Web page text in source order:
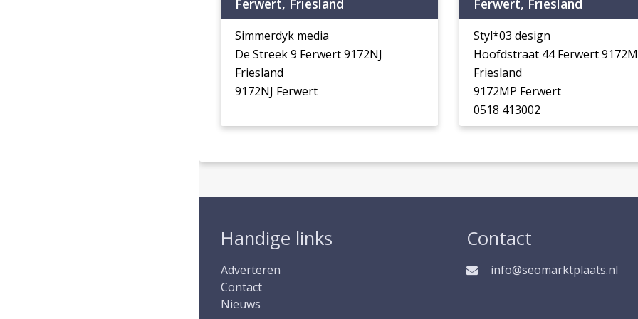
Ferwert, Friesland
Simmerdyk media
De Streek 9 Ferwert 9172NJ
Friesland
9172NJ Ferwert
Ferwert, Friesland
Styl*03 design
Hoofdstraat 44 Ferwert
Friesland
9172MP Ferwert
0518 413002
Handige links
Adverteren
Contact
Nieuws
Contact
info@seomarktplaats.nl